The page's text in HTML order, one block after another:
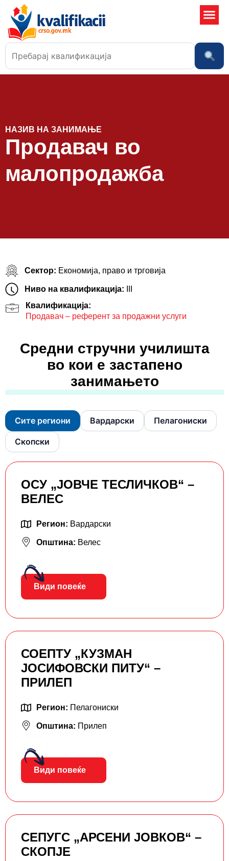
НАЗИВ НА ЗАНИМАЊЕ
Продавач во
малопродажба
Сектор: Економија, право и трговија
Ниво на квалификација:
Квалификација:
Продавач – референт за продажни услуги
Средни стручни училишта
во кои е застапено
занимањето
Сите региони Вардарски Пелагониски
Скопски
ОСУ „ЈОВЧЕ ТЕСЛИЧКОВ“ –
ВЕЛЕС
Регион: Вардарски
Општина: Велес
Види повеќе
СОЕПТУ „КУЗМАН
ЈОСИФОВСКИ ПИТУ“ –
ПРИЛЕП
Регион: Пелагониски
Општина: Прилеп
Види повеќе
СЕПУГС „АРСЕНИ ЈОВКОВ“ –
СКОПЈЕ